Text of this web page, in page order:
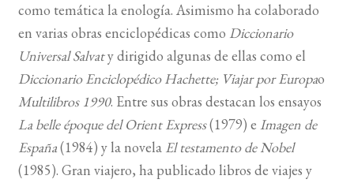
como temática la enología. Asimismo ha colaborado
en varias obras enciclopédicas como Diccionario
Universal Salvaty dirigido algunas de ellas como el
Diccionario Enciclopédico Hachette; Viajar por Europao
Multilibros 1990. Entre sus obras destacan los ensayos
La belle époque del Orient Express(1979) e Imagen de
España(1984) y la novela El testamento de Nobel
(1985). Gran viajero, ha publicado libros de viajes y